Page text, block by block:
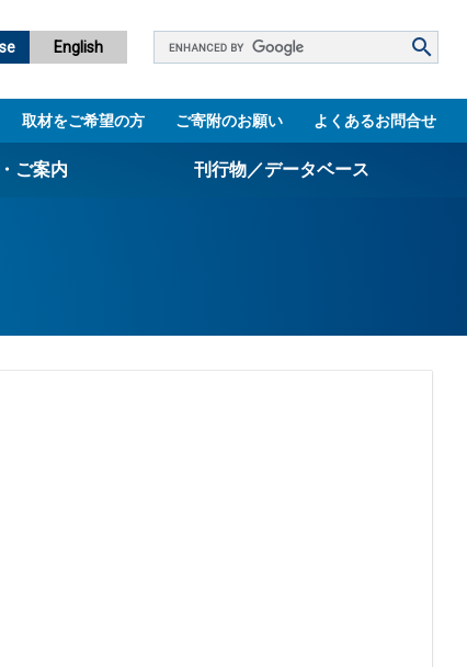
English
Google
ス
取材をご希望の方 ご寄附のお願い よくあるお問合せ
ご案内 刊行物／データベース
図書館